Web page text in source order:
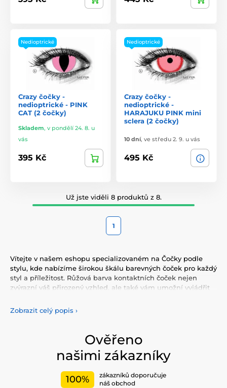
Nedioptrické
Crazy čočky -
nedioptrické - PINK
CAT (2 čočky)
Skladem, v pondělí 24. 8. u
vás
395 Kč
Nedioptrické
Crazy čočky -
nedioptrické -
HARAJUKU PINK mini
sclera (2 čočky)
10 dní, ve středu 2. 9. u vás
495 Kč
Už jste viděli 8 produktů z 8.
1
Vítejte v našem eshopu specializovaném na Čočky podle
stylu, kde nabízíme širokou škálu barevných čoček pro každý
styl a příležitost. Růžová barva kontaktních čoček nejen
zvýrazní váš přirozený vzhled, ale také vám umožní vyjádřit
nabídky barevných
bezpečnost po celý den. Přidejte do svého života trochu
standardy kvality a pohodlí.
Zobrazit celý popis ›
Ověřeno
našimi zákazníky
100%
zákazníků doporučuje
náš obchod